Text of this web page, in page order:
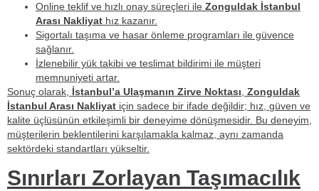
Online teklif ve hızlı onay süreçleri ile Zonguldak İstanbul
Arası Nakliyat hız kazanır.
Sigortalı taşıma ve hasar önleme programları ile güvence
sağlanır.
İzlenebilir yük takibi ve teslimat bildirimi ile müşteri
memnuniyeti artar.
Sonuç olarak, İstanbul’a Ulaşmanın Zirve Noktası Zonguldak
İstanbul Arası Nakliyat için sadece bir ifade değildir; hız güven ve
kalite üçlüsünün etkileşimli bir deneyime dönüşmesidir. Bu deneyim,
müşterilerin beklentilerini karşılamakla kalmaz, aynı zamanda
sektördeki standartları yükseltir.
Sınırları Zorlayan Taşımacılık